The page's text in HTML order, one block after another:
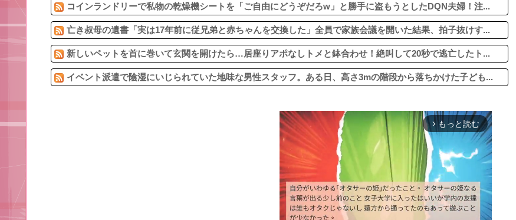
コインランドリーで私物の乾燥機シートを「ご自由にどうぞだろw」と勝手に盗もうとしたDQN夫婦！注...
亡き叔母の遺書「実は17年前に従兄弟と赤ちゃんを交換した」全員で家族会議を開いた結果、拍子抜けす...
新しいペットを首に巻いて玄関を開けたら…居座りアポなしトメと鉢合わせ！絶叫して20秒で逃亡したト...
イベント派遣で陰湿にいじられていた地味な男性スタッフ。ある日、高さ3mの階段から落ちかけた子ども...
arrow_forward_ios もっと読む